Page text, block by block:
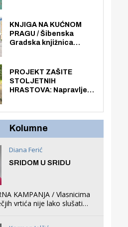
općoj upotrebi. Pristup
je slobodan i besplatan
za sve građane i
KNJIGA NA KUĆNOM
PRAGU / Šibenska
Gradska knjižnica
knjiga na kućnu adresu
električnim biciklom.
PROJEKT ZAŠITE
STOLJETNIH
HRASTOVA: Napravljen
Kolumne
Diana Ferić
SRIDOM U SRIDU
KAMPANJA / Vlasnicima
vrtića nije lako slušati
Šibeniku ne postoji